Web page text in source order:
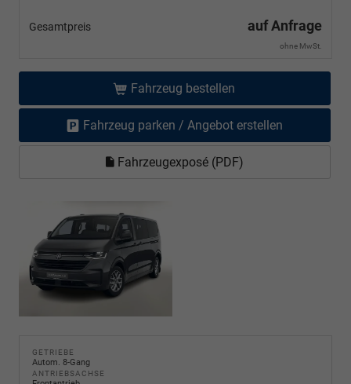
Gesamtpreis auf Anfrage
ohne MwSt.
Fahrzeug bestellen
Fahrzeug parken / Angebot erstellen
Fahrzeugexposé (PDF)
GETRIEBE
Autom. 8-Gang
ANTRIEBSACHSE